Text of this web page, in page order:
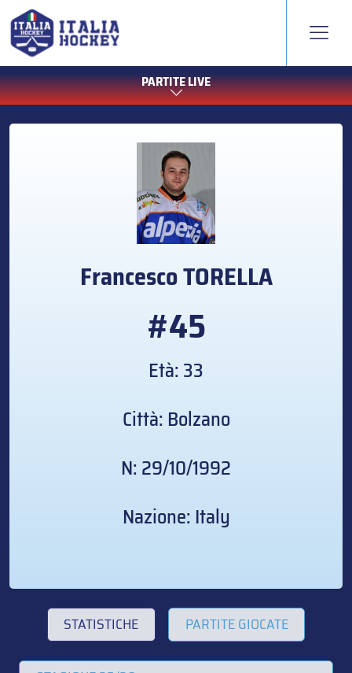
PARTITE LIVE
FrancescoTORELLA
#45
Età: 33
Città: Bolzano
N: 29/10/1992
Nazione: Italy
STATISTICHE PARTITE GIOCATE